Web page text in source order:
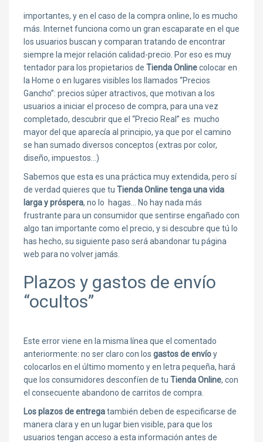
importantes, y en el caso de la compra online, lo es mucho
más. Internet funciona como un gran escaparate en el que
los usuarios buscan y comparan tratando de encontrar
siempre la mejor relación calidad-precio. Por eso es muy
tentador para los propietarios de Tienda Onlinecolocar en
la Home o en lugares visibles los llamados “Precios
Gancho”: precios súper atractivos, que motivan a los
usuarios a iniciar el proceso de compra, para una vez
completado, descubrir que el “Precio Real” es mucho
mayor del que aparecía al principio, ya que por el camino
se han sumado diversos conceptos (extras por color,
diseño, impuestos…)
Sabemos que esta es una práctica muy extendida, pero sí
de verdad quieres que tu Tienda Online tenga una vida
larga y próspera, no lo hagas… No hay nada más
frustrante para un consumidor que sentirse engañado con
algo tan importante como el precio, y si descubre que tú lo
has hecho, su siguiente paso será abandonar tu página
web para no volver jamás.
Plazos y gastos de envío
“ocultos”
Este error viene en la misma línea que el comentado
anteriormente: no ser claro con los gastos de envíoy
colocarlos en el último momento y en letra pequeña, hará
que los consumidores desconfíen de tu Tienda Online, con
el consecuente abandono de carritos de compra.
Los plazos de entregatambién deben de especificarse de
manera clara y en un lugar bien visible, para que los
usuarios tengan acceso a esta información antes de